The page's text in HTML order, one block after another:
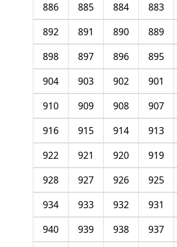
883
884
885
886
889
890
891
892
895
896
897
898
901
902
903
904
907
908
909
910
913
914
915
916
919
920
921
922
925
926
927
928
931
932
933
934
937
938
939
940